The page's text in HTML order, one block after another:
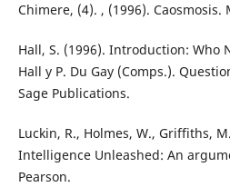
Chimere, (4). , (1996). Caosmosis.
Hall, S. (1996). Introduction: Who
Hall y P. Du Gay (Comps.).
Sage Publications.
Luckin, R., Holmes, W., Griffiths,
Intelligence Unleashed: An
Pearson.